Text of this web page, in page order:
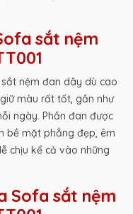
sắt nệm
nệm đan dây dù cao
màu rất tốt, gần như
ngày. Phần đan được
bề mặt phẳng đẹp, êm
chịu kể cả vào những
Sofa sắt nệm